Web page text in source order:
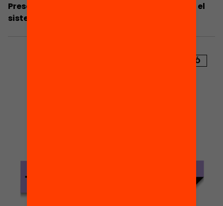
Presentació: Les beques a examen. Repensar el
sistema d’ajudes a l’estudi
PUBLICACIÓ